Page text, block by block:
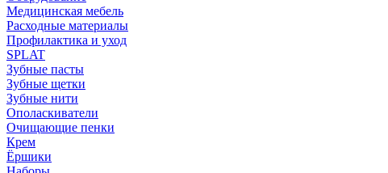
Медицинская мебель
Расходные материалы
Профилактика и уход
SPLAT
Зубные пасты
Зубные щетки
Зубные нити
Ополаскиватели
Очищающие пенки
Крем
Ёршики